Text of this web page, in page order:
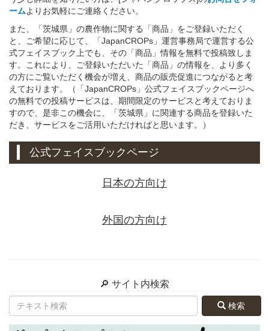
ームよりお気軽にご連絡ください。
また、「茨城県」の農作物に関する「商品」をご登録いただく
と、ご希望に応じて、「JapanCROPs」運営事務局で運営する公
式フェイスブック上でも、その「商品」情報を無料で投稿致しま
す。これにより、ご登録いただいた「商品」の情報を、より多く
の方にご覧いただく機会が増え、商品の販売促進につながると考
えております。（「JapanCROPs」公式フェイスブックページへ
の無料での投稿サービスは、期間限定のサービスと考えておりま
すので、是非この機会に、「茨城県」に関連する商品を登録いた
だき、サービスをご活用いただければと思います。）
公式フェイスブックページ
日本の方向け
外国の方向け
🔎 サイト内検索
検索